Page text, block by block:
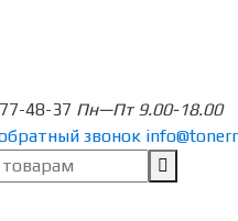
48-37 Пн—Пт 9.00-18.00
звонок